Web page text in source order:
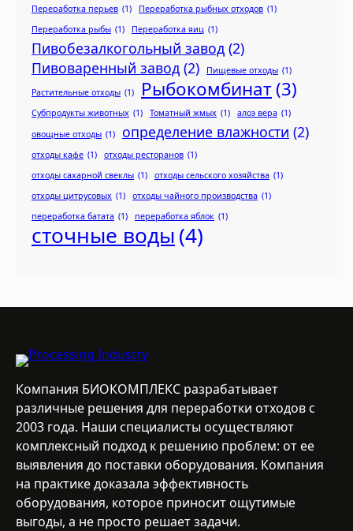
Переработка перьев (1) Переработка рыбных отходов (1)
Переработка рыбы (1) Переработка яиц (1)
Пивобезалкогольный завод (2)
Пивоваренный завод (2) Пищевые отходы (1)
Растительные отходы (1) Рыбокомбинат(3)
Субпродукты животных (1) Томатный жмых (1) алоэ вера (1)
овощные отходы (1) определение влажности (2)
отходы кафе (1) отходы ресторанов (1)
отходы сахарной свеклы (1) отходы сельского хозяйства (1)
отходы цитрусовых (1) отходы чайного производства (1)
переработка батата (1) переработка яблок (1)
сточные воды(4)
Компания БИОКОМПЛЕКС разрабатывает
различные решения для переработки отходов с
2003 года. Наши специалисты осуществляют
комплексный подход к решению проблем: от ее
выявления до поставки оборудования. Компания
на практике доказала эффективность
оборудования, которое приносит ощутимые
выгоды, а не просто решает задачи.